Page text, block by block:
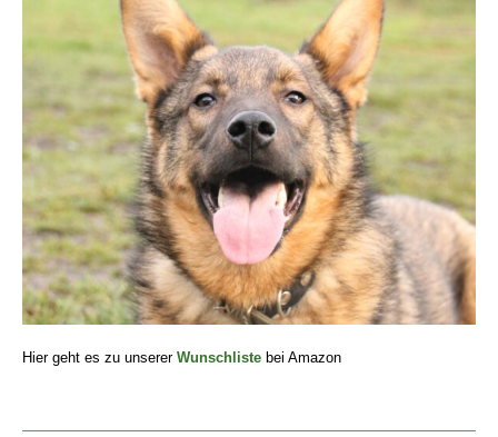
Hier geht es zu unserer Wunschliste bei Amazon